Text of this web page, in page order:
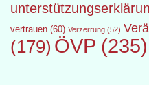
vertrauen (60) Verzerrung (52)
(179) ÖVP (235)